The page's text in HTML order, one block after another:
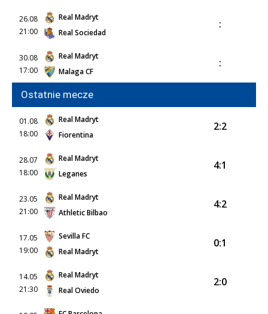
26.08
21:00
Real Madryt
Real Sociedad
:
30.08
17:00
Real Madryt
Malaga CF
:
Ostatnie mecze
01.08
18:00
Real Madryt
Fiorentina
2:2
28.07
18:00
Real Madryt
Leganes
4:1
23.05
21:00
Real Madryt
Athletic Bilbao
4:2
17.05
19:00
Sevilla FC
Real Madryt
0:1
14.05
21:30
Real Madryt
Real Oviedo
2:0